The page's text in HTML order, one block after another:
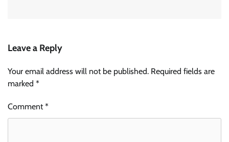
Leave a Reply
Your email address will not be published. Required fields are
marked *
Comment*